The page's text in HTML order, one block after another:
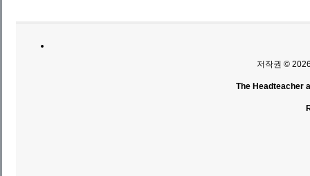
저작권 ©
The Headteacher